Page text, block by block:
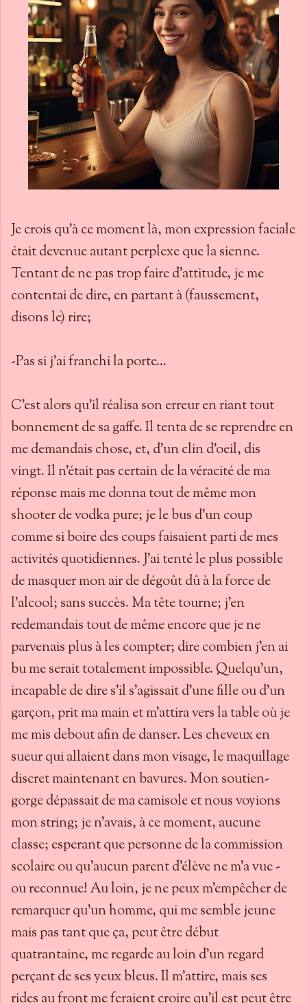
Je crois qu'à ce moment là, mon expression faciale
était devenue autant perplexe que la sienne.
Tentant de ne pas trop faire d'attitude, je me
contentai de dire, en partant à (faussement,
disons le) rire;
-Pas si j'ai franchi la porte...
C'est alors qu'il réalisa son erreur en riant tout
bonnement de sa gaffe. Il tenta de se reprendre en
me demandais chose, et, d'un clin d'oeil, dis
vingt. Il n'était pas certain de la véracité de ma
réponse mais me donna tout de même mon
shooter de vodka pure; je le bus d'un coup
comme si boire des coups faisaient parti de mes
activités quotidiennes. J’ai tenté le plus possible
de masquer mon air de dégoût dû à la force de
l’alcool; sans succès. Ma tête tourne; j'en
redemandais tout de même encore que je ne
parvenais plus à les compter; dire combien j'en ai
bu me serait totalement impossible. Quelqu'un,
incapable de dire s'il s'agissait d'une fille ou d'un
garçon, prit ma main et m'attira vers la table où je
me mis debout afin de danser. Les cheveux en
sueur qui allaient dans mon visage, le maquillage
discret maintenant en bavures. Mon soutien-
gorge dépassait de ma camisole et nous voyions
mon string; je n'avais, à ce moment, aucune
classe; esperant que personne de la commission
scolaire ou qu'aucun parent d'élève ne m'a vue -
ou reconnue! Au loin, je ne peux m'empêcher de
remarquer qu'un homme, qui me semble jeune
mais pas tant que ça, peut être début
quatrantaine, me regarde au loin d'un regard
perçant de ses yeux bleus. Il m'attire, mais ses